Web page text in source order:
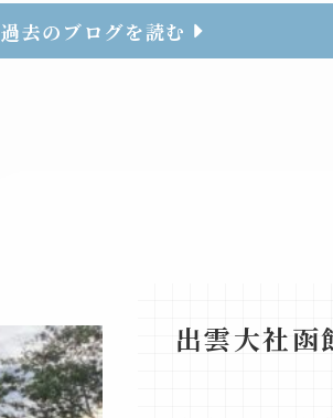
過去のブログを読む
出雲大社